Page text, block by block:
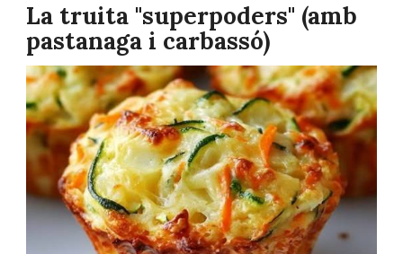
La truita "superpoders" (amb
pastanaga i carbassó)